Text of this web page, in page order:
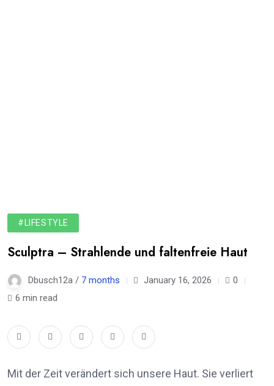
#LIFESTYLE
Sculptra – Strahlende und faltenfreie Haut
Dbusch12a / 7 months January 16, 2026
0
6 min read
Mit der Zeit verändert sich unsere Haut. Sie verliert